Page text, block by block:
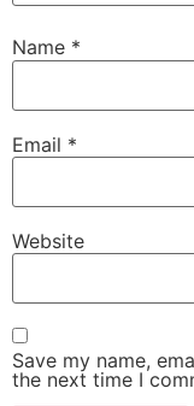
Name *
Email *
Website
Save my name,
the next time I